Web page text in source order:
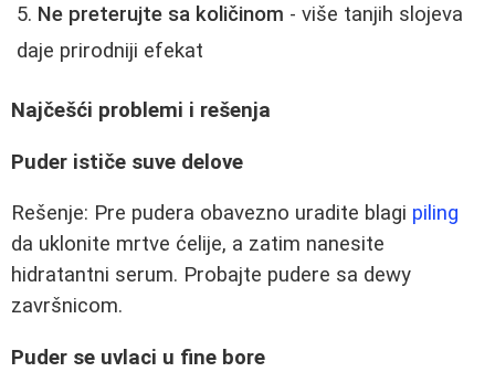
Ne preterujte sa količinom - više tanjih slojeva
daje prirodniji efekat
Najčešći problemi i rešenja
Puder ističe suve delove
Rešenje: Pre pudera obavezno uradite blagi piling
da uklonite mrtve ćelije, a zatim nanesite
hidratantni serum. Probajte pudere sa dewy
završnicom.
Puder se uvlaci u fine bore